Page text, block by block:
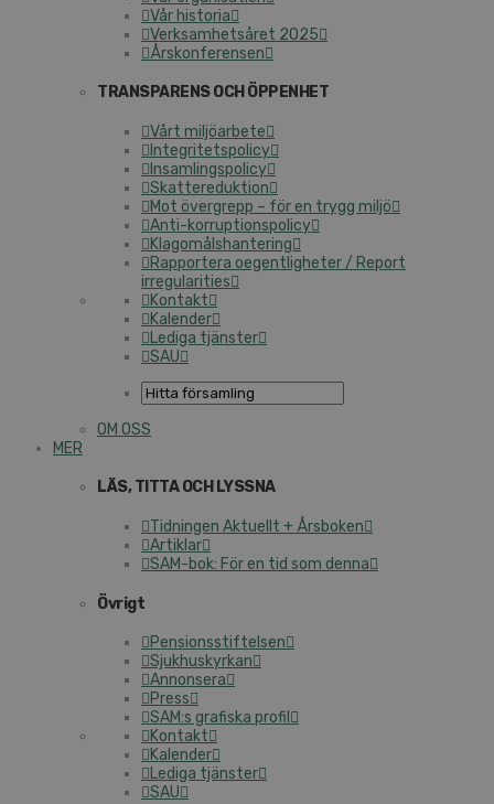
Vår historia
Verksamhetsåret 2025
Årskonferensen
TRANSPARENS OCH ÖPPENHET
Vårt miljöarbete
Integritetspolicy
Insamlingspolicy
Skattereduktion
Mot övergrepp – för en trygg miljö
Anti-korruptionspolicy
Klagomålshantering
Rapportera oegentligheter / Report
irregularities
Kontakt
Kalender
Lediga tjänster
SAU
OM OSS
MER
LÄS, TITTA OCH LYSSNA
Tidningen Aktuellt + Årsboken
Artiklar
SAM-bok: För en tid som denna
Övrigt
Pensionsstiftelsen
Sjukhuskyrkan
Annonsera
Press
SAM:s grafiska profil
Kontakt
Kalender
Lediga tjänster
SAU